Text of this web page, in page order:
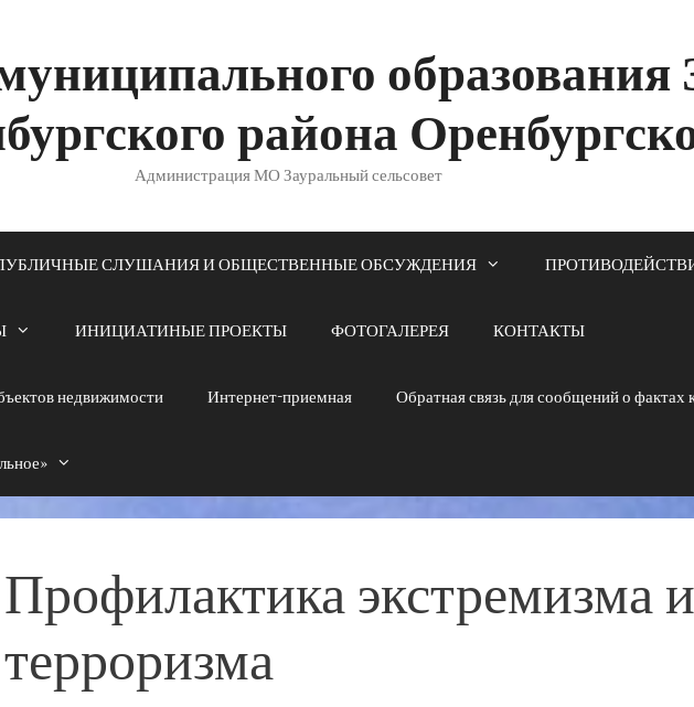
образования
района
Администрация МО Зауральный сельсовет
СЛУШАНИЯ И ОБЩЕСТВЕННЫЕ ОБСУЖДЕНИЯ
ИНИЦИАТИНЫЕ ПРОЕКТЫ ФОТОГАЛЕРЕЯ КОНТАКТЫ
недвижимости Интернет-приемная Обратная связь для сообщений о фактах
Профилактика экстремизма и
терроризма